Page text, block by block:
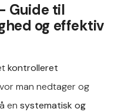
Guide til
og effektiv
kontrolleret
man nedtager og
en systematisk og